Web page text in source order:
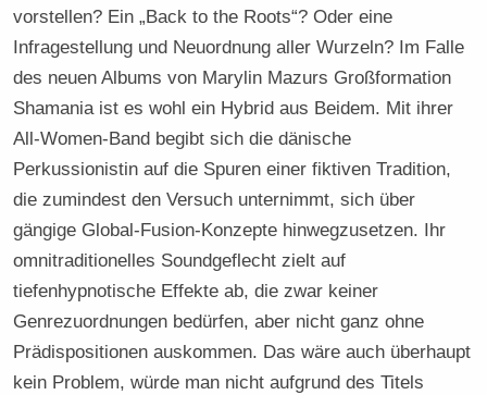
vorstellen? Ein „Back to the Roots“? Oder eine
Infragestellung und Neuordnung aller Wurzeln? Im Falle
des neuen Albums von Marylin Mazurs Großformation
Shamania ist es wohl ein Hybrid aus Beidem. Mit ihrer
All-Women-Band begibt sich die dänische
Perkussionistin auf die Spuren einer fiktiven Tradition,
die zumindest den Versuch unternimmt, sich über
gängige Global-Fusion-Konzepte hinwegzusetzen. Ihr
omnitraditionelles Soundgeflecht zielt auf
tiefenhypnotische Effekte ab, die zwar keiner
Genrezuordnungen bedürfen, aber nicht ganz ohne
Prädispositionen auskommen. Das wäre auch überhaupt
kein Problem, würde man nicht aufgrund des Titels